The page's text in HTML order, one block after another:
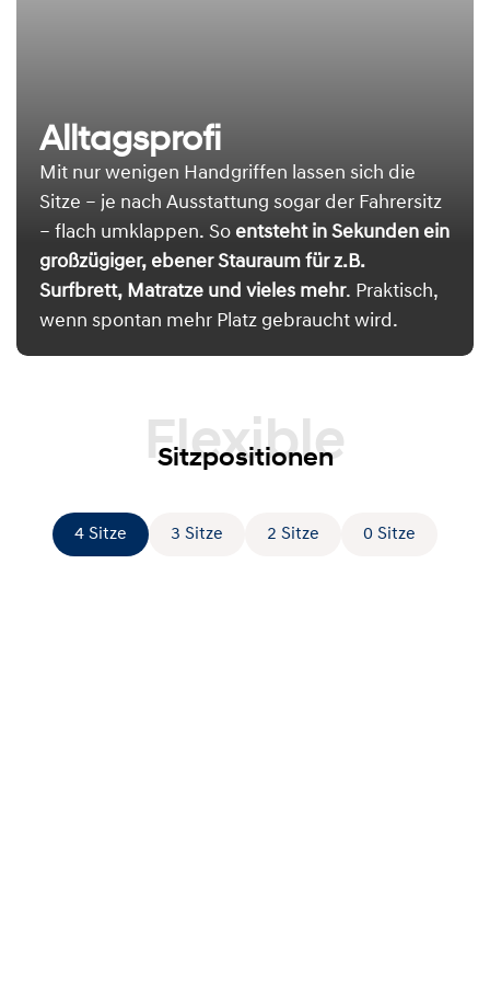
Alltagsprofi
Mit nur wenigen Handgriffen lassen sich die
Sitze – je nach Ausstattung sogar der Fahrersitz
– flach umklappen. So entsteht in Sekunden ein
großzügiger, ebener Stauraum für z.B.
Surfbrett, Matratze und vieles mehr. Praktisch,
wenn spontan mehr Platz gebraucht wird.
Flexible
Sitzpositionen
4 Sitze 3 Sitze 2 Sitze 0 Sitze